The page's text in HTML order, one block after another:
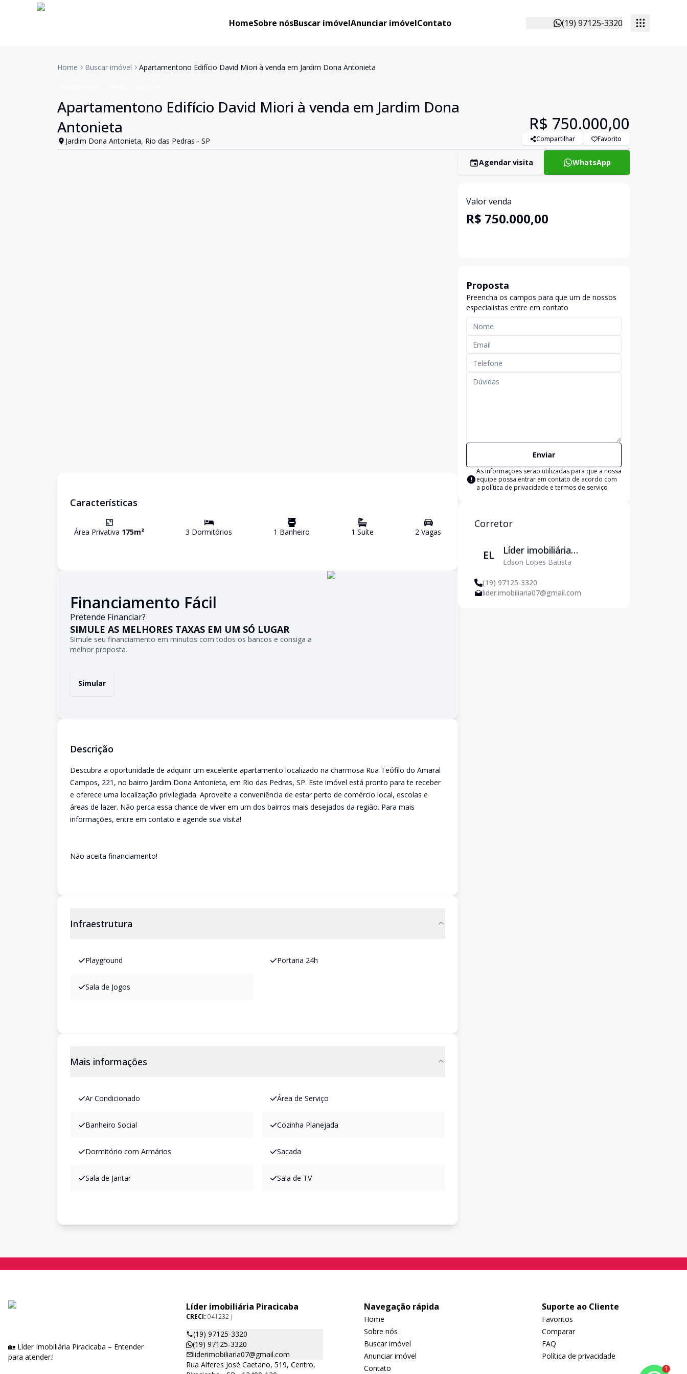
HomeSobre nósBuscar imóvelAnunciar imóvelContato (19) 97125-3320
Home Buscar imóvel Apartamentono Edifício David Miori à venda em Jardim Dona Antonieta
Apartamentono Edifício David Miori à venda em Jardim Dona
Antonieta
Jardim Dona Antonieta, Rio das Pedras - SP
R$ 750.000,00
Compartilhar Favorito
Características
Área Privativa 175m² 3 Dormitórios 1 Banheiro 1 Suíte 2 Vagas
Financiamento Fácil
Pretende Financiar?
SIMULE AS MELHORES TAXAS EM UM SÓ LUGAR
Simule seu financiamento em minutos com todos os bancos e consiga a
melhor proposta.
Simular
Descrição
Descubra a oportunidade de adquirir um excelente apartamento localizado na charmosa Rua Teófilo do Amaral
Campos, 221, no bairro Jardim Dona Antonieta, em Rio das Pedras, SP. Este imóvel está pronto para te receber
e oferece uma localização privilegiada. Aproveite a conveniência de estar perto de comércio local, escolas e
áreas de lazer. Não perca essa chance de viver em um dos bairros mais desejados da região. Para mais
informações, entre em contato e agende sua visita!
Não aceita financiamento!
Infraestrutura
Playground Portaria 24h
Sala de Jogos
Mais informações
Ar Condicionado Área de Serviço
Banheiro Social Cozinha Planejada
Dormitório com Armários Sacada
Sala de Jantar Sala de TV
Agendar visita WhatsApp
Valor venda
R$ 750.000,00
Proposta
Preencha os campos para que um de nossos
especialistas entre em contato
Enviar
As informações serão utilizadas para que a nossa
equipe possa entrar em contato de acordo com
a política de privacidade e termos de serviço
Corretor
EL
Líder imobiliária
Piracicaba
Edson Lopes Batista
(19) 97125-3320
lider.imobiliaria07@gmail.com
🏡 Líder Imobiliária Piracicaba – Entender
para atender.!
Líder imobiliária Piracicaba
CRECI: 041232-J
(19) 97125-3320
(19) 97125-3320
liderimobiliaria07@gmail.com
Rua Alferes José Caetano, 519, Centro,
Navegação rápida
Home
Sobre nós
Buscar imóvel
Anunciar imóvel
Contato
Suporte ao Cliente
Favoritos
Comparar
FAQ
Política de privacidade
1